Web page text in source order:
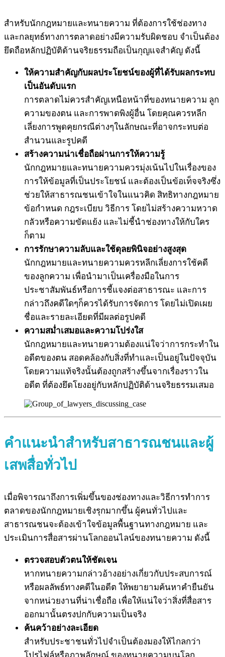
สำหรับนักกฎหมายและทนายความ ที่ต้องการใช้ช่องทาง
และกลยุทธ์ทางการตลาดอย่างมีความรับผิดชอบ จำเป็นต้อง
ยึดถือหลักปฏิบัติด้านจริยธรรมถือเป็นกุญแจสำคัญ ดังนี้
ให้ความสำคัญกับผลประโยชน์ของผู้ที่ได้รับผลกระทบ
เป็นอันดับแรก
การตลาดไม่ควรสำคัญเหนือหน้าที่ของทนายความ ลูก
ความของตน และการพาดพิงผู้อื่น โดยคุณควรหลีก
เลี่ยงการพูดคุยกรณีต่างๆในลักษณะที่อาจกระทบต่อ
สำนวนและรูปคดี
สร้างความน่าเชื่อถือผ่านการให้ความรู้
นักกฎหมายและทนายความควรมุ่งเน้นไปในเรื่องของ
การให้ข้อมูลที่เป็นประโยชน์ และต้องเป็นข้อเท็จจริงซึ่ง
ช่วยให้สาธารณชนเข้าใจในแนวคิด สิทธิทางกฎหมาย
ข้อกำหนด กฎระเบียบ วิธีการ โดยไม่สร้างความหวาด
กลัวหรือความขัดแย้ง และไม่ชี้นำช่องทางให้กับใคร
ก็ตาม
การรักษาความลับและใช้ดุลยพินิจอย่างสูงสุด
นักกฎหมายและทนายความควรหลีกเลี่ยงการใช้คดี
ของลูกความ เพื่อนำมาเป็นเครื่องมือในการ
ประชาสัมพันธ์หรือการชี้แจงต่อสาธารณะ และการ
กล่าวถึงคดีใดๆก็ควรได้รับการจัดการ โดยไม่เปิดเผย
ชื่อและรายละเอียดที่มีผลต่อรูปคดี
ความสม่ำเสมอและความโปร่งใส
นักกฎหมายและทนายความต้องแน่ใจว่าการกระทำใน
อดีตของตน สอดคล้องกับสิ่งที่ทำและเป็นอยู่ในปัจจุบัน
โดยความแท้จริงนั้นต้องถูกสร้างขึ้นจากเรื่องราวใน
อดีต ที่ต้องยึดโยงอยู่กับหลักปฏิบัติด้านจริยธรรมเสมอ
คำแนะนำสำหรับสาธารณชนและผู้
เสพสื่อทั่วไป
เมื่อพิจารณาถึงการเพิ่มขึ้นของช่องทางและวิธีการทำการ
ตลาดของนักกฎหมายเชิงรุกมากขึ้น ผู้คนทั่วไปและ
สาธารณชนจะต้องเข้าใจข้อมูลพื้นฐานทางกฎหมาย และ
ประเมินการสื่อสารผ่านโลกออนไลน์ของทนายความ ดังนี้
ตรวจสอบตัวตนให้ชัดเจน
หากทนายความกล่าวอ้างอย่างเกี่ยวกับประสบการณ์
หรือผลลัพธ์ทางคดีในอดีต ให้พยายามค้นหาคำยืนยัน
จากหน่วยงานที่น่าเชื่อถือ เพื่อให้แน่ใจว่าสิ่งที่สื่อสาร
ออกมานั้นตรงปกกับความเป็นจริง
ค้นคว้าอย่างละเอียด
สำหรับประชาชนทั่วไปจำเป็นต้องมองให้ไกลกว่า